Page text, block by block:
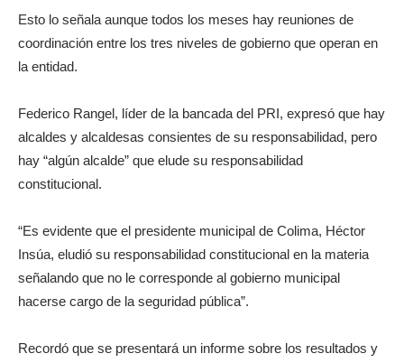
Esto lo señala aunque todos los meses hay reuniones de
coordinación entre los tres niveles de gobierno que operan en
la entidad.
Federico Rangel, líder de la bancada del PRI, expresó que hay
alcaldes y alcaldesas consientes de su responsabilidad, pero
hay “algún alcalde” que elude su responsabilidad
constitucional.
“Es evidente que el presidente municipal de Colima, Héctor
Insúa, eludió su responsabilidad constitucional en la materia
señalando que no le corresponde al gobierno municipal
hacerse cargo de la seguridad pública”.
Recordó que se presentará un informe sobre los resultados y